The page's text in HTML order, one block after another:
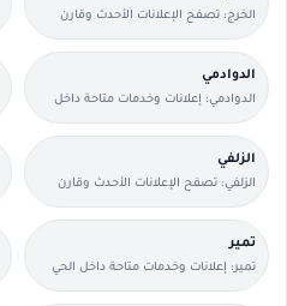
الخرج: تصفح الإعلانات الأحدث وقارن
التفاصيل بسرعة.
الدوادمي
الدوادمي: إعلانات وخدمات متاحة داخل
الحي مع وسائل تواصل مباشرة.
الزلفي
الزلفي: تصفح الإعلانات الأحدث وقارن
التفاصيل بسرعة.
تمير
تمير: إعلانات وخدمات متاحة داخل الحي
مع وسائل تواصل مباشرة.